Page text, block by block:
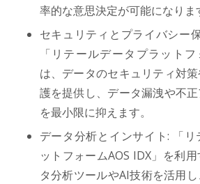
率的な意思決定が可能になりま
セキュリティとプライバシー
「リテールデータプラットフ
は、データのセキュリティ対
護を提供し、データ漏洩や不
を最小限に抑えます。
データ分析とインサイト: 「
ットフォームAOS IDX」を利
タ分析ツールやAI技術を活用